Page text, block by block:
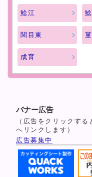
鯰江
関目東 菫
成育
バナー広告
（広告をクリックす
へリンクします）
広告募集中